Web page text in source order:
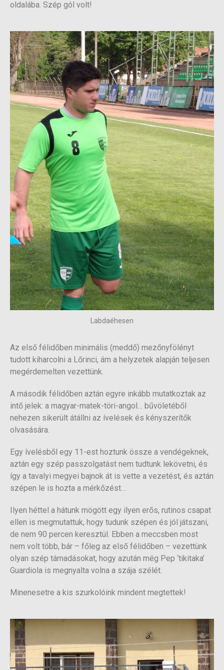
oldalába. Szép gól volt!
Labdaéhesen
Az első félidőben minimális (meddő) mezőnyfölényt
tudott kiharcolni a Lőrinci, ám a helyzetek alapján teljesen
megérdemelten vezettünk.
A második félidőben aztán egyre inkább mutatkoztak az
intő jelek: a magyar-matek-töri-angol… bűvöletéből
nehezen sikerült átállni az ívelések és kényszerítők
olvasására.
Egy ívelésből egy 11-est hoztunk össze a vendégeknek,
aztán egy szép passzolgatást nem tudtunk lekövetni, és
így a tavalyi megyei bajnok át is vette a vezetést, és aztán
szépen le is hozta a mérkőzést…
Ilyen héttel a hátunk mögött egy ilyen erős, rutinos csapat
ellen is megmutattuk, hogy tudunk szépen és jól játszani,
de nem 90 percen keresztül. Ebben a meccsben most
nem volt több, bár – főleg az első félidőben – vezettünk
olyan szép támadásokat, hogy azután még Pep ‘tikitaka’
Guardiola is megnyalta volna a szája szélét.
Minenesetre a kis szurkolóink mindent megtettek!